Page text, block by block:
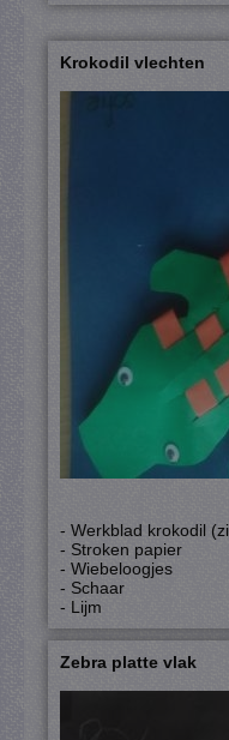
Krokodil vlechten
- Werkblad krokodil
- Stroken papier
- Wiebeloogjes
- Schaar
- Lijm
Zebra platte vlak